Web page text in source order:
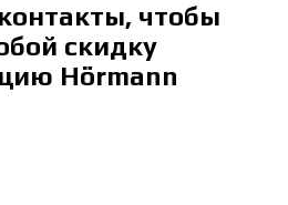
чтобы
скидку
Hörmann